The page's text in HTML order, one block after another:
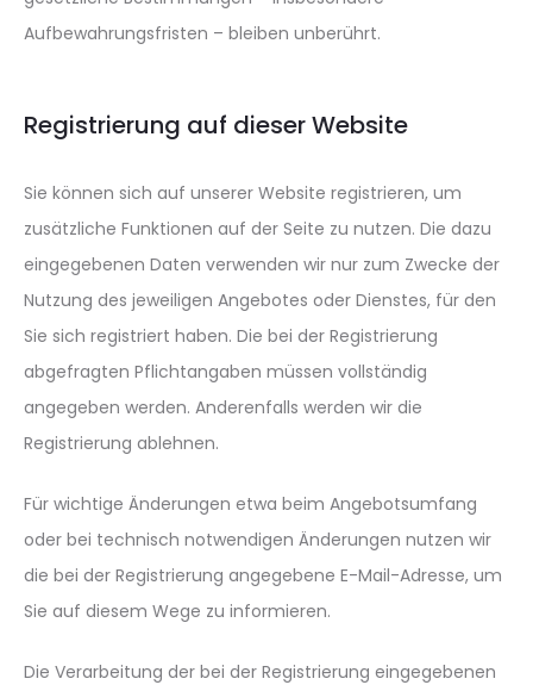
Aufbewahrungsfristen – bleiben unberührt.
Registrierung auf dieser Website
Sie können sich auf unserer Website registrieren, um
zusätzliche Funktionen auf der Seite zu nutzen. Die dazu
eingegebenen Daten verwenden wir nur zum Zwecke der
Nutzung des jeweiligen Angebotes oder Dienstes, für den
Sie sich registriert haben. Die bei der Registrierung
abgefragten Pflichtangaben müssen vollständig
angegeben werden. Anderenfalls werden wir die
Registrierung ablehnen.
Für wichtige Änderungen etwa beim Angebotsumfang
oder bei technisch notwendigen Änderungen nutzen wir
die bei der Registrierung angegebene E-Mail-Adresse, um
Sie auf diesem Wege zu informieren.
Die Verarbeitung der bei der Registrierung eingegebenen